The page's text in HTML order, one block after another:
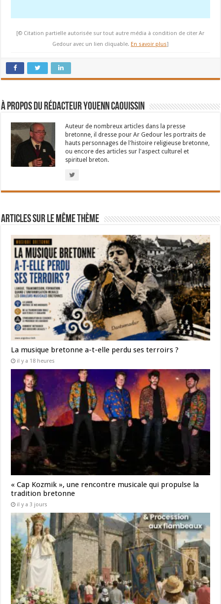
[© Citation partielle autorisée sur tout autre média à condition de citer Ar
Gedour avec un lien cliquable. En savoir plus]
À propos du rédacteur Youenn Caouissin
Auteur de nombreux articles dans la presse
bretonne, il dresse pour Ar Gedour les portraits de
hauts personnages de l'histoire religieuse bretonne,
ou encore des articles sur l'aspect culturel et
spirituel breton.
Articles sur le même thème
La musique bretonne a-t-elle perdu ses terroirs ?
il y a 18 heures
« Cap Kozmik », une rencontre musicale qui propulse la
tradition bretonne
il y a 3 jours